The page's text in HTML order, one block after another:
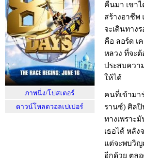
ภาพนิ่ง/โปสเตอร์
ดาวน์โหลดวอลเปเปอร์
คืนมา เขา
สร้างอาชีพ
จะเดินทาง
คือ ลอร์ด เ
หลวง ที่จะ
ประสบควา
ให้ได้
คนที่เข้ามา
รานซ์) ศิลปิ
ทางเพราะ
เธอได้ หลัง
แต่จะพบวิญ
อีกด้วย ตล